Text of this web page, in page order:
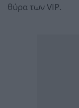
θύρα των VIP.